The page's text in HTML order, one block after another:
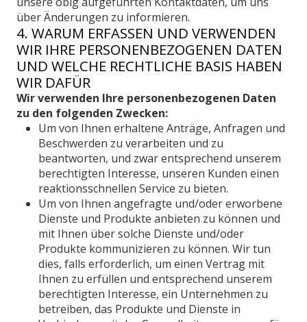
über Änderungen zu informieren.
4. WARUM ERFASSEN UND VERWENDEN
WIR IHRE PERSONENBEZOGENEN DATEN
UND WELCHE RECHTLICHE BASIS HABEN
WIR DAFÜR
Wir verwenden Ihre personenbezogenen Daten
zu den folgenden Zwecken:
Um von Ihnen erhaltene Anträge, Anfragen und
Beschwerden zu verarbeiten und zu
beantworten, und zwar entsprechend unserem
berechtigten Interesse, unseren Kunden einen
reaktionsschnellen Service zu bieten.
Um von Ihnen angefragte und/oder erworbene
Dienste und Produkte anbieten zu können und
mit Ihnen über solche Dienste und/oder
Produkte kommunizieren zu können. Wir tun
dies, falls erforderlich, um einen Vertrag mit
Ihnen zu erfüllen und entsprechend unserem
berechtigten Interesse, ein Unternehmen zu
betreiben, das Produkte und Dienste in